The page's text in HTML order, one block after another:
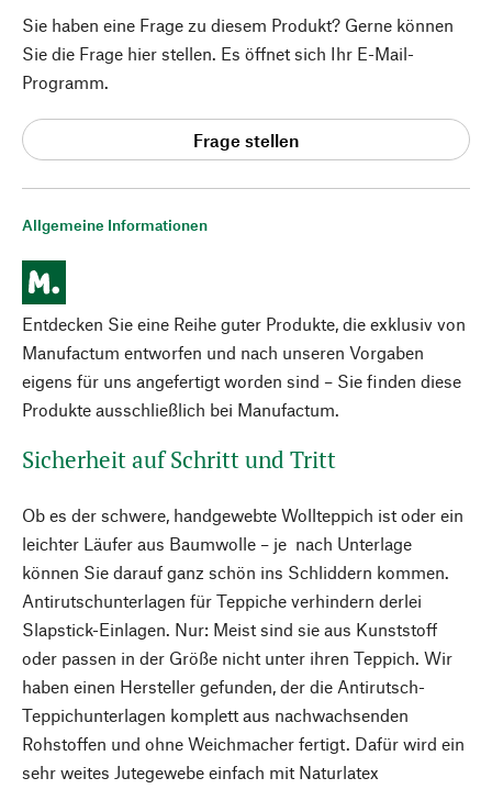
Allgemeine Informationen
Entdecken Sie eine Reihe guter Produkte, die exklusiv von
Manufactum entworfen und nach unseren Vorgaben
eigens für uns angefertigt worden sind – Sie finden diese
Produkte ausschließlich bei Manufactum.
Sicherheit auf Schritt und Tritt
Ob es der schwere, handgewebte Wollteppich ist oder ein
leichter Läufer aus Baumwolle – je nach Unterlage
können Sie darauf ganz schön ins Schliddern kommen.
Antirutschunterlagen für Teppiche verhindern derlei
Slapstick-Einlagen. Nur: Meist sind sie aus Kunststoff
oder passen in der Größe nicht unter ihren Teppich. Wir
haben einen Hersteller gefunden, der die Antirutsch-
Teppichunterlagen komplett aus nachwachsenden
Rohstoffen und ohne Weichmacher fertigt. Dafür wird ein
sehr weites Jutegewebe einfach mit Naturlatex
Sie haben eine Frage zu diesem Produkt? Gerne können
Sie die Frage hier stellen. Es öffnet sich Ihr E-Mail-
Programm.
Frage stellen